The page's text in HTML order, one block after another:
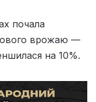
почала
врожаю —
на 10%.